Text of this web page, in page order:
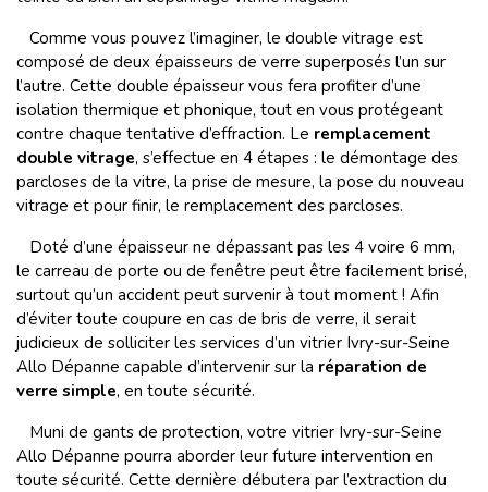
Comme vous pouvez l’imaginer, le double vitrage est
composé de deux épaisseurs de verre superposés l’un sur
l’autre. Cette double épaisseur vous fera profiter d’une
isolation thermique et phonique, tout en vous protégeant
contre chaque tentative d’effraction. Le remplacement
double vitrage, s’effectue en 4 étapes : le démontage des
parcloses de la vitre, la prise de mesure, la pose du nouveau
vitrage et pour finir, le remplacement des parcloses.
Doté d’une épaisseur ne dépassant pas les 4 voire 6 mm,
le carreau de porte ou de fenêtre peut être facilement brisé,
surtout qu’un accident peut survenir à tout moment ! Afin
d’éviter toute coupure en cas de bris de verre, il serait
judicieux de solliciter les services d’un vitrier Ivry-sur-Seine
Allo Dépanne capable d’intervenir sur la réparation de
verre simple, en toute sécurité.
Muni de gants de protection, votre vitrier Ivry-sur-Seine
Allo Dépanne pourra aborder leur future intervention en
toute sécurité. Cette dernière débutera par l’extraction du